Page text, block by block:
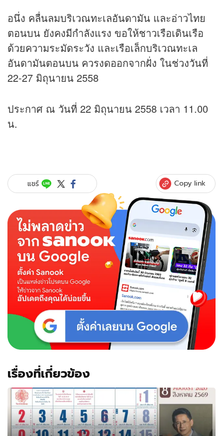
อนึ่ง คลื่นลมบริเวณทะเลอันดามัน และอ่าวไทย
ตอนบน ยังคงมีกำลังแรง ขอให้ชาวเรือเดินเรือ
ด้วยความระมัดระวัง และเรือเล็กบริเวณทะเล
อันดามันตอนบน ควรงดออกจากฝั่ง ในช่วงวันที่
22-27 มิถุนายน 2558
ประกาศ ณ วันที่ 22 มิถุนายน 2558 เวลา 11.00
น.
แชร์ Copy link
เรื่องที่เกี่ยวข้อง